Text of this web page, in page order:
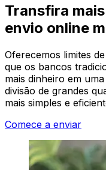
Transfira
envio online
Oferecemos limites
que os bancos
mais dinheiro em
divisão de grandes
mais simples e
Comece a enviar